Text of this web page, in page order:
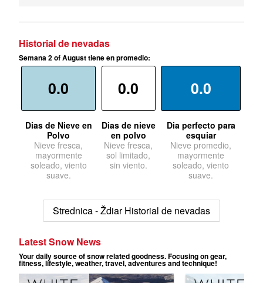
Historial de nevadas
Semana 2 of August tiene en promedio:
0.0
Dias de Nieve en
Polvo
Nieve fresca,
mayormente
soleado, viento
suave.
0.0
Dias de nieve
en polvo
Nieve fresca,
sol limitado,
sin viento.
0.0
Dia perfecto para
esquiar
Nieve promedio,
mayormente
soleado, viento
suave.
Strednica - Ždiar Historial de nevadas